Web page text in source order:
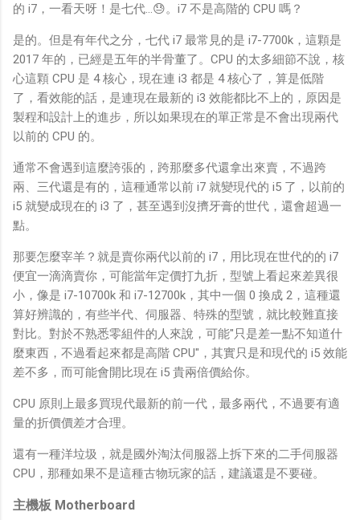
的 i7，一看天呀！是七代…😓。i7 不是高階的 CPU 嗎？
是的。但是有年代之分，七代 i7 最常見的是 i7-7700k，這顆是
2017 年的，已經是五年的半骨董了。CPU 的太多細節不說，核
心這顆 CPU 是 4 核心，現在連 i3 都是 4 核心了，算是低階
了，看效能的話，是連現在最新的 i3 效能都比不上的，原因是
製程和設計上的進步，所以如果現在的單正常是不會出現兩代
以前的 CPU 的。
通常不會遇到這麼誇張的，跨那麼多代還拿出來賣，不過跨
兩、三代還是有的，這種通常以前 i7 就變現代的 i5 了，以前的
i5 就變成現在的 i3 了，甚至遇到沒擠牙膏的世代，還會超過一
點。
那要怎麼宰羊？就是賣你兩代以前的 i7，用比現在世代的的 i7
便宜一滴滴賣你，可能當年定價打九折，型號上看起來差異很
小，像是 i7-10700k 和 i7-12700k，其中一個 0 換成 2，這種還
算好辨識的，有些半代、伺服器、特殊的型號，就比較難直接
對比。對於不熟悉零組件的人來說，可能"只是差一點不知道什
麼東西，不過看起來都是高階 CPU"，其實只是和現代的 i5 效能
差不多，而可能會開比現在 i5 貴兩倍價給你。
CPU 原則上最多買現代最新的前一代，最多兩代，不過要有適
量的折價價差才合理。
還有一種洋垃圾，就是國外淘汰伺服器上拆下來的二手伺服器
CPU，那種如果不是這種古物玩家的話，建議還是不要碰。
主機板 Motherboard